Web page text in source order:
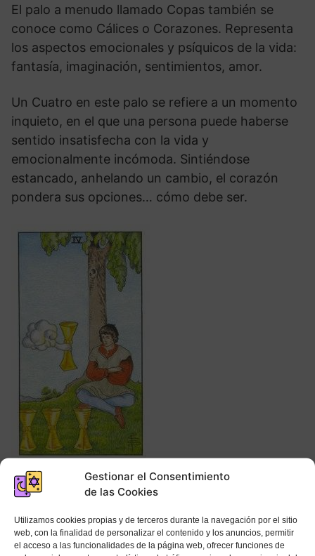
Gestionar el Consentimiento
de las Cookies
Utilizamos cookies propias y de terceros durante la navegación por el sitio
web, con la finalidad de personalizar el contenido y los anuncios, permitir
el acceso a las funcionalidades de la página web, ofrecer funciones de
El palo a menudo llamado Copas también se
conoce como Cálices o Corazones. Representa
los aspectos emocionales y psíquicos de la vida:
fantasía, imaginación, sentimientos, amor.
Un Cuatro en este palo se refiere a un momento
inquieto, en el que una persona puede haberse
sentido insatisfecha con la vida y
emocionalmente incómoda. Sintiéndose
estancado, anhelando un cambio, el corazón
pondera sus opciones… cómo debe ser.
Palabras clave:aburrimiento, apatía,
retraimiento, descontento, rechazo, ofrenda,
meditación